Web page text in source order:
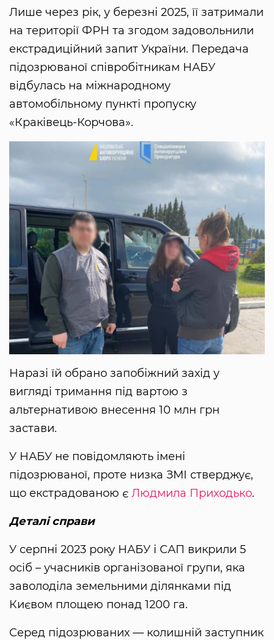
Лише через рік, у березні 2025, її затримали
на території ФРН та згодом задовольнили
екстрадиційний запит України. Передача
підозрюваної співробітникам НАБУ
відбулась на міжнародному
автомобільному пункті пропуску
«Краківець-Корчова».
Наразі їй обрано запобіжний захід у
вигляді тримання під вартою з
альтернативою внесення 10 млн грн
застави.
У НАБУ не повідомляють імені
підозрюваної, проте низка ЗМІ стверджує,
що екстрадованою є Людмила Приходько.
Деталі справи
У серпні 2023 року НАБУ і САП викрили 5
осіб – учасників організованої групи, яка
заволоділа земельними ділянками під
Києвом площею понад 1200 га.
Серед підозрюваних — колишній заступник